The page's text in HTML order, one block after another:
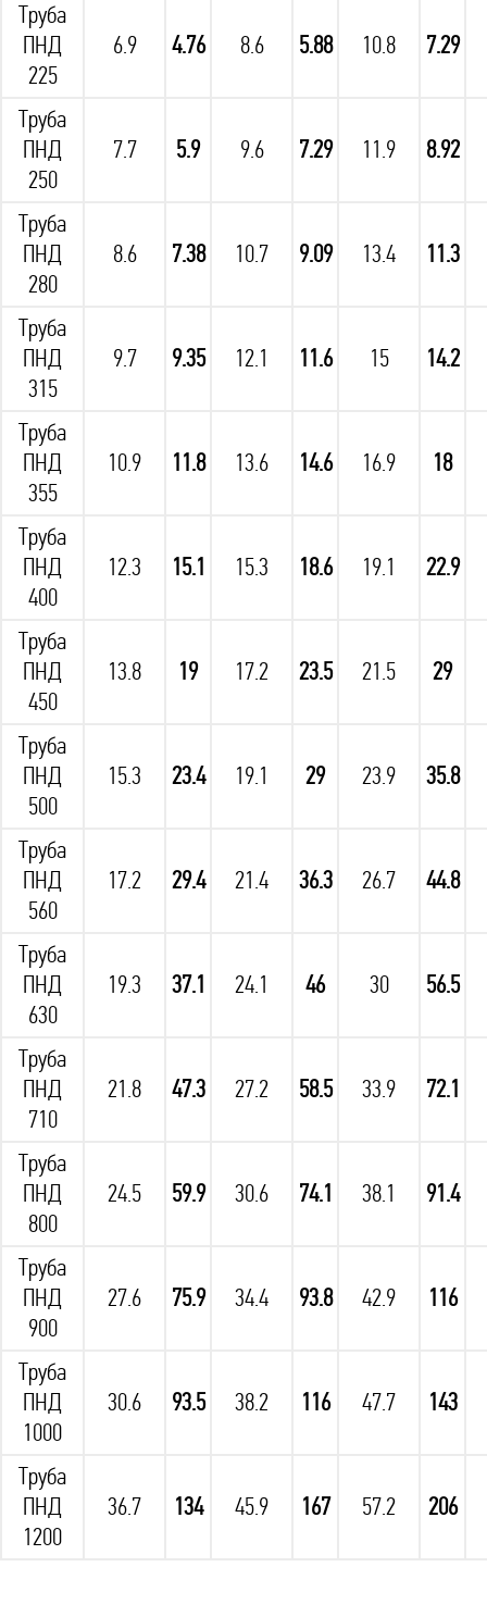
Труба
ПНД
225
6.9 4.76 8.6 5.88 10.8 7.29
Труба
ПНД
250
7.7 5.9 9.6 7.29 11.9 8.92
Труба
ПНД
280
8.6 7.38 10.7 9.09 13.4 11.3
Труба
ПНД
315
9.7 9.35 12.1 11.6 15 14.2
Труба
ПНД
355
10.9 11.8 13.6 14.6 16.9 18
Труба
ПНД
400
12.3 15.1 15.3 18.6 19.1 22.9
Труба
ПНД
450
13.8 19 17.2 23.5 21.5 29
Труба
ПНД
500
15.3 23.4 19.1 29 23.9 35.8
Труба
ПНД
560
17.2 29.4 21.4 36.3 26.7 44.8
Труба
ПНД
630
19.3 37.1 24.1 46 30 56.5
Труба
ПНД
710
21.8 47.3 27.2 58.5 33.9 72.1
Труба
ПНД
800
24.5 59.9 30.6 74.1 38.1 91.4
Труба
ПНД
900
27.6 75.9 34.4 93.8 42.9 116
Труба
ПНД
1000
30.6 93.5 38.2 116 47.7 143
Труба
ПНД
1200
36.7 134 45.9 167 57.2 206